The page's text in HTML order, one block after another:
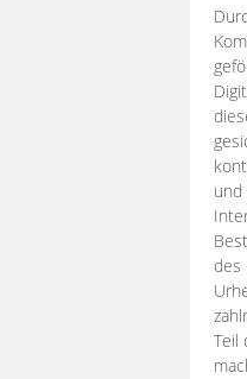
des
Teil